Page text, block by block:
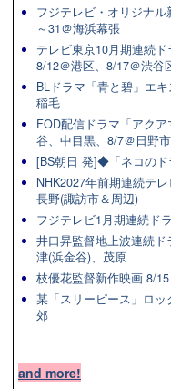
フジテレビ・オリジナ
～31＠海浜幕張
テレビ東京10月期連続ド
8/12＠港区、8/17＠渋谷
BLドラマ「青と碧」エ
稲毛
FOD配信ドラマ「アク
谷、中目黒、8/7＠日野
[BS朝日 発]◆「ネコの
NHK2027年前期連続テ
長野(諏訪市＆周辺)
フジテレビ1月期連続ド
井口昇監督地上波連続
津(浜金谷)、茂原
枝優花監督新作映画 8/
某「スリーピース」ロ
郊
and more!